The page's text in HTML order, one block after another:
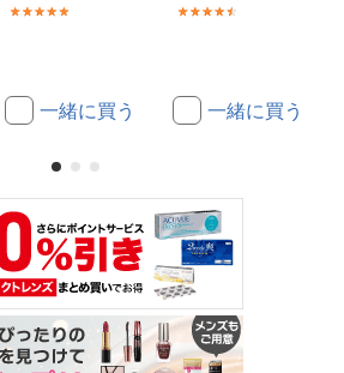
一緒に買う 一緒に買う